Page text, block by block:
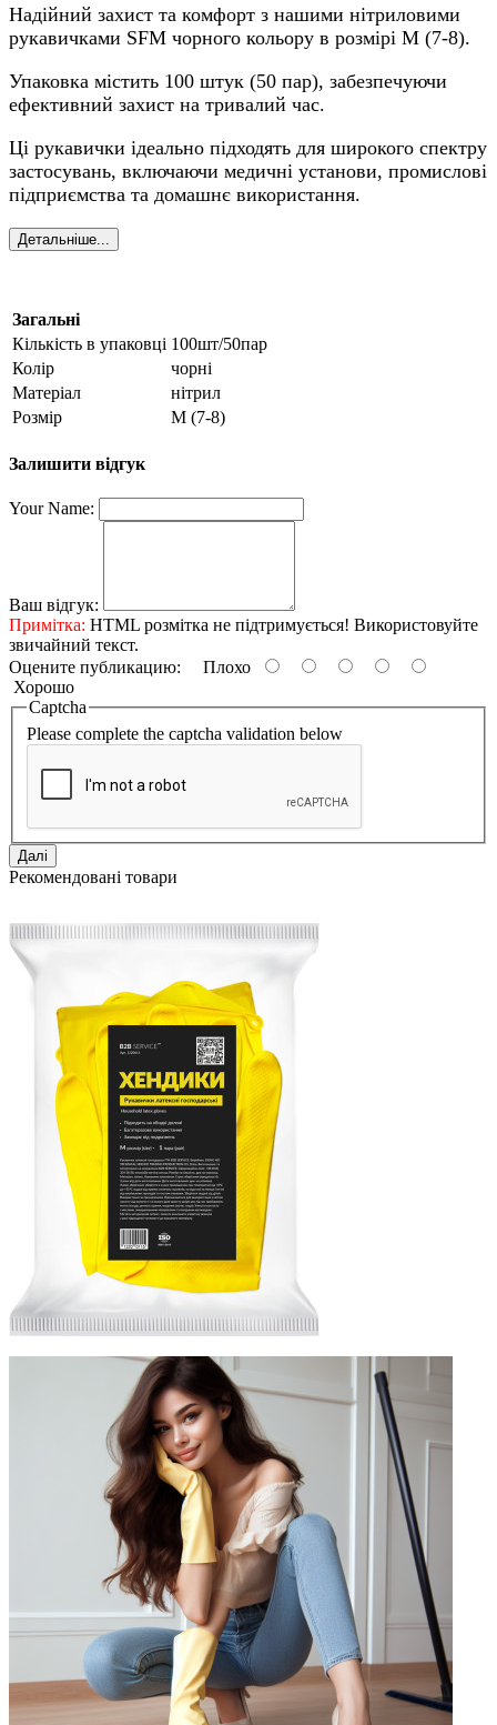
Надійний захист та комфорт з нашими нітриловими
рукавичками SFM чорного кольору в розмірі М (7-8).
Упаковка містить 100 штук (50 пар), забезпечуючи
ефективний захист на тривалий час.
Ці рукавички ідеально підходять для широкого спектру
застосувань, включаючи медичні установи, промислові
підприємства та домашнє використання.
Детальніше...
Загальні
Кількість в упаковці 100шт/50пар
Колір
чорні
Матеріал
нітрил
Розмір
М (7-8)
Залишити відгук
Your Name:
Ваш відгук:
Примітка: HTML розмітка не підтримується! Використовуйте
звичайний текст.
Оцените публикацию:
Плохо
Хорошо
Captcha
Please complete the captcha validation below
Далі
Рекомендовані товари